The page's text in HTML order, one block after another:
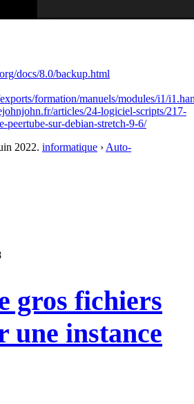
docs/8.0/backup.html
formation/manuels/modules/i1/
articles/24-logiciel-scripts/217-
peertube-sur-debian-stretch-9-6/
2022. informatique › Auto-
gros fichiers
une instance